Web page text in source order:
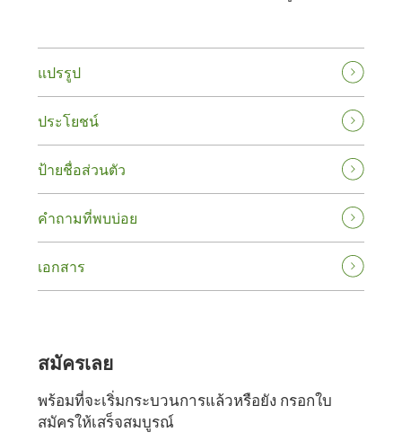
แปรรูป
ประโยชน์
ป้ายชื่อส่วนตัว
คําถามที่พบบ่อย
เอกสาร
สมัครเลย
พร้อมที่จะเริ่มกระบวนการแล้วหรือยัง กรอกใบ
สมัครให้เสร็จสมบูรณ์